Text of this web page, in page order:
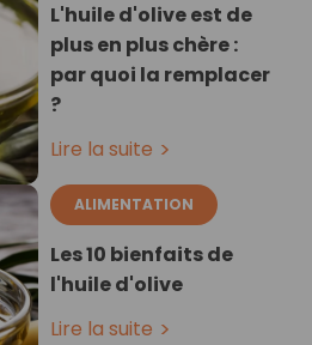
L'huile d'olive est de
plus en plus chère :
par quoi la remplacer
?
Lire la suite
ALIMENTATION
Les 10 bienfaits de
l'huile d'olive
Lire la suite